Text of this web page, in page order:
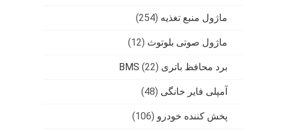
ماژول منبع تغذیه (254)
ماژول صوتی بلوتوث (12)
برد محافظ باتری BMS (22)
آمپلی فایر خانگی (48)
پخش کننده خودرو (106)